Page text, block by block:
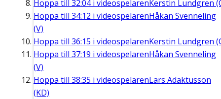
Hoppa till 32:04i videospelarenKerstin Lundgren
Hoppa till 34:12 i videospelarenHåkan Svenneling
(V)
Hoppa till 36:15 i videospelarenKerstin Lundgren
Hoppa till 37:19 i videospelarenHåkan Svenneling
(V)
Hoppa till 38:35 i videospelarenLars Adaktusson
(KD)